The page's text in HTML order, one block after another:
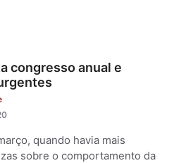
congresso anual e
quando havia mais
sobre o comportamento da